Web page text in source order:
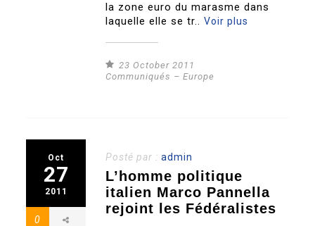
la zone euro du marasme dans
laquelle elle se tr..Voir plus
23 October 2011
Communiqués – Europe
Oct
27
2011
0
Posté par :admin
L’homme politique
italien Marco Pannella
rejoint les Fédéralistes